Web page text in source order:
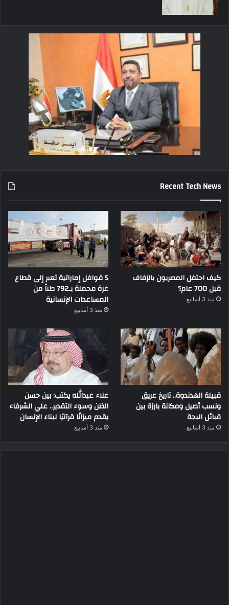
Recent Tech News
كيف احتفل المصريون بالزفاف
قبل 700 عام؟
منذ 3 أسابيع
5 قوافل إماراتية تعبر إلى قطاع
غزة محملة بـ792 طناً من
المساعدات الإنسانية
منذ 3 أسابيع
قبيلة الهدندوة.. تاريخ عريق
ونسب أصيل ومكانة بارزة بين
قبائل البجة
منذ 3 أسابيع
علاء عبدالله يكتب: بين حسن
الظن وسوء التقدير.. علي الشرفاء
يقدم ميزانًا قرآنيًا لبناء الإنسان
منذ 3 أسابيع